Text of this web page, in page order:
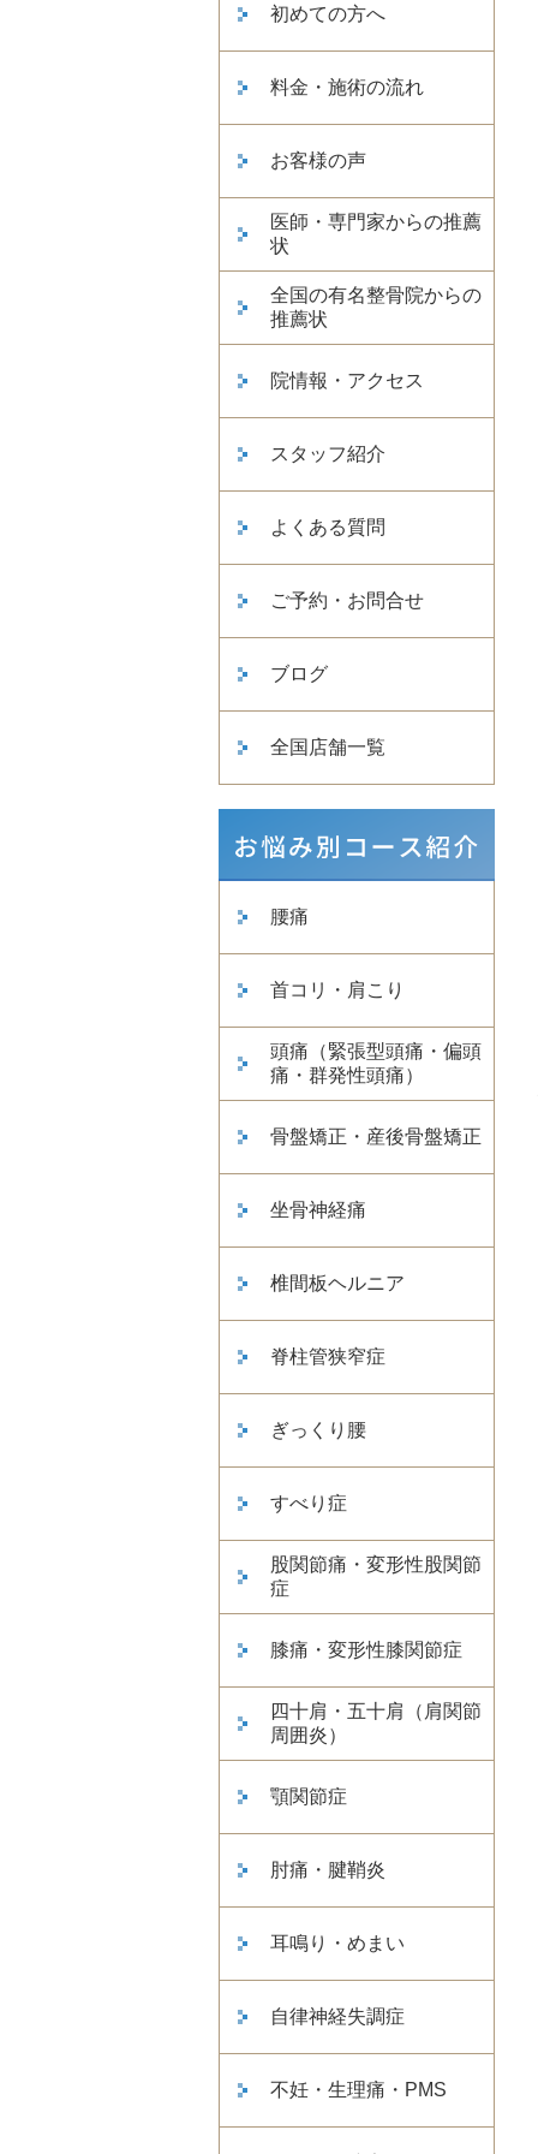
初めての方へ
料金・施術の流れ
お客様の声
医師・専門家からの推薦
状
全国の有名整骨院からの
推薦状
院情報・アクセス
スタッフ紹介
よくある質問
ご予約・お問合せ
ブログ
全国店舗一覧
腰痛
首コリ・肩こり
頭痛（緊張型頭痛・偏頭
痛・群発性頭痛）
骨盤矯正・産後骨盤矯正
坐骨神経痛
椎間板ヘルニア
脊柱管狭窄症
ぎっくり腰
すべり症
股関節痛・変形性股関節
症
膝痛・変形性膝関節症
四十肩・五十肩（肩関節
周囲炎）
顎関節症
肘痛・腱鞘炎
耳鳴り・めまい
自律神経失調症
不妊・生理痛・PMS